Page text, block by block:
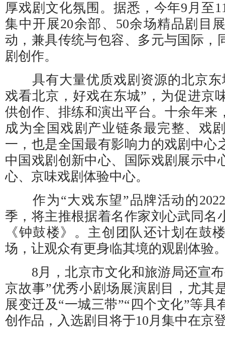
厚戏剧文化氛围。据悉，今年9月至
集中开展20余部、50余场精品剧目
动，兼具传统与包容、多元与国际，
剧创作。
具有大量优质戏剧资源的北京东
戏看北京，好戏在东城”，为促进京
供创作、排练和演出平台。十余年来
成为全国戏剧产业链条最完整、戏
一，也是全国最有影响力的戏剧中心
中国戏剧创新中心、国际戏剧展示中
心、京味戏剧体验中心。
作为“大戏东望”品牌活动的
季，将主推根据着名作家刘心武同名
《钟鼓楼》。主创团队还计划在鼓
场，让观众有更身临其境的观剧体验
8月，北京市文化和旅游局还宣布
京故事”优秀小剧场展演剧目，尤其
展变迁及“一城三带”“四个文化”等具
创作品，入选剧目将于10月集中在京